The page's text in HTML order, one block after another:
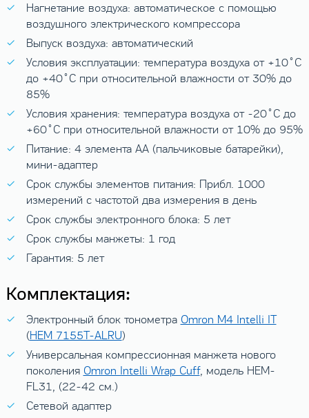
Нагнетание воздуха: автоматическое с помощью
воздушного электрического компрессора
Выпуск воздуха: автоматический
Условия эксплуатации: температура воздуха от +10˚C
до +40˚C при относительной влажности от 30% до
85%
Условия хранения: температура воздуха от -20˚C до
+60˚C при относительной влажности от 10% до 95%
Питание: 4 элемента AA (пальчиковые батарейки),
мини-адаптер
Срок службы элементов питания: Прибл. 1000
измерений с частотой два измерения в день
Срок службы электронного блока: 5 лет
Срок службы манжеты: 1 год
Гарантия: 5 лет
Комплектация:
Электронный блок тонометра Omron M4 Intelli IT
(HEM 7155T-ALRU)
Универсальная компрессионная манжета нового
поколения Omron Intelli Wrap Cuff, модель HEM-
FL31, (22-42 см.)
Сетевой адаптер